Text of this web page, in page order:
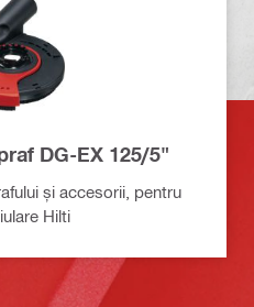
DG-EX 125/5"
și accesorii, pentru
Hilti